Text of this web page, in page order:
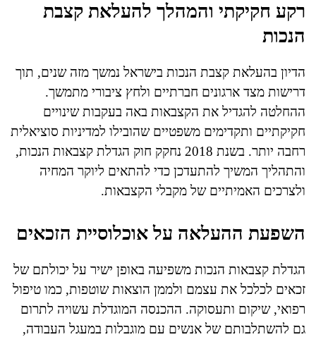
רקע חקיקתי והמהלך להעלאת קצבת
הנכות
הדיון בהעלאת קצבת הנכות בישראל נמשך מזה שנים, תוך
דרישות מצד ארגונים חברתיים ולחץ ציבורי מתמשך.
ההחלטה להגדיל את הקצבאות באה בעקבות שינויים
חקיקתיים ותקדימים משפטיים שהובילו למדיניות סוציאלית
רחבה יותר. בשנת 2018 נחקק חוק הגדלת קצבאות הנכות,
והתהליך המשיך להתעדכן כדי להתאים ליוקר המחיה
ולצרכים האמיתיים של מקבלי הקצבאות.
השפעת ההעלאה על אוכלוסיית הזכאים
הגדלת קצבאות הנכות משפיעה באופן ישיר על יכולתם של
זכאים לכלכל את עצמם ולממן הוצאות שוטפות, כמו טיפול
רפואי, שיקום ותעסוקה. ההכנסה המוגדלת עשויה לתרום
גם להשתלבותם של אנשים עם מוגבלות במעגל העבודה,